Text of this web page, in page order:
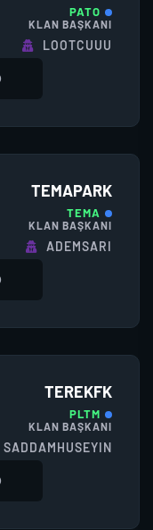
PATO
KLAN BAŞKANI
LOOTCUUU
TEMAPARK
TEMA
KLAN BAŞKANI
ADEMSARI
TEREKFK
PLTM
KLAN BAŞKANI
SADDAMHUSEYIN